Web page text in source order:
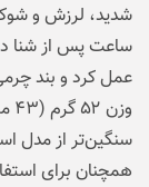
شدید، لرزش و
ساعت پس از شنا
عمل کرد و بند
همچنان برای